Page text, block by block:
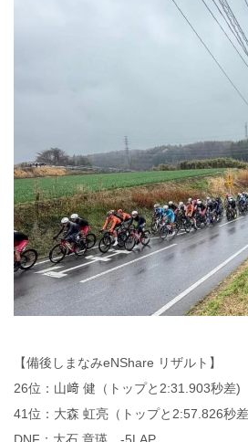
【備後しまなみeNShare リザルト】
26位：山﨑 健（トップと2:31.903秒差)
41位：大森 虹亮（トップと2:57.826秒